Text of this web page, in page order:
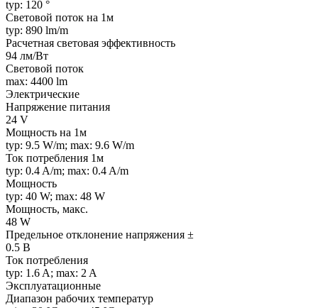
typ: 120 °
Световой поток на 1м
typ: 890 lm/m
Расчетная световая эффективность
94 лм/Вт
Световой поток
max: 4400 lm
Электрические
Напряжение питания
24 V
Мощность на 1м
typ: 9.5 W/m; max: 9.6 W/m
Ток потребления 1м
typ: 0.4 A/m; max: 0.4 A/m
Мощность
typ: 40 W; max: 48 W
Мощность, макс.
48 W
Предельное отклонение напряжения ±
0.5 В
Ток потребления
typ: 1.6 A; max: 2 A
Эксплуатационные
Диапазон рабочих температур